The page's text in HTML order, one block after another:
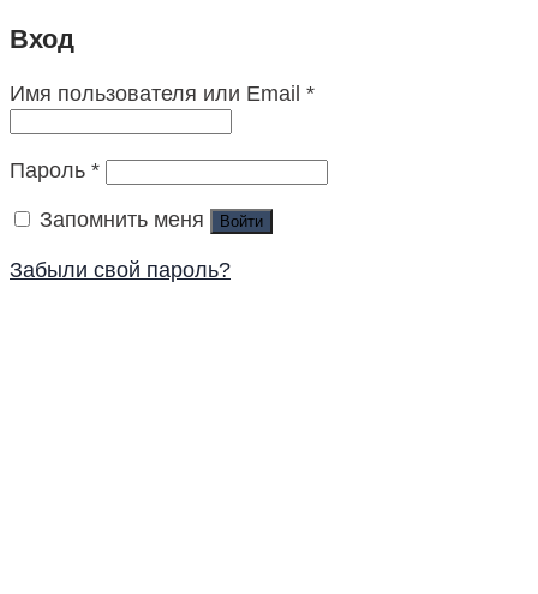
Вход
Имя пользователя или Email *
Пароль *
Запомнить меня
Войти
Забыли свой пароль?